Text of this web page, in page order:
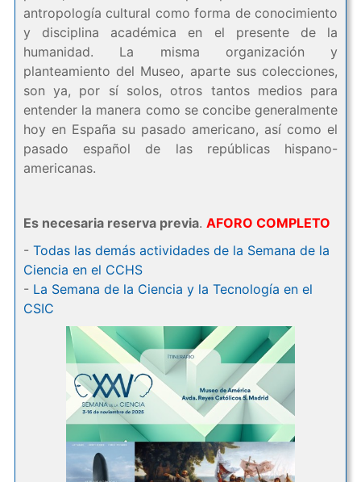
antropología cultural como forma de conocimiento
y disciplina académica en el presente de la
humanidad. La misma organización y
planteamiento del Museo, aparte sus colecciones,
son ya, por sí solos, otros tantos medios para
entender la manera como se concibe generalmente
hoy en España su pasado americano, así como el
pasado español de las repúblicas hispano-
americanas.
Es necesaria reserva previa. AFORO COMPLETO
- Todas las demás actividades de la Semana de la
Ciencia en el CCHS
- La Semana de la Ciencia y la Tecnología en el
CSIC